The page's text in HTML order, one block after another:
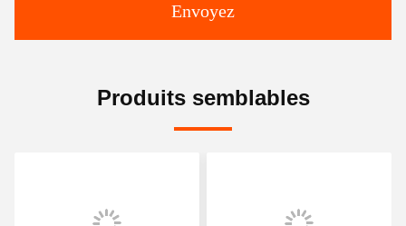
Envoyez
Produits semblables